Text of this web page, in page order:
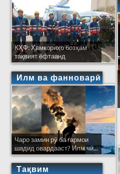
КҲФ: Ҳамкориҳо бозҳам
тақвият ёфтаанд
Илм ва фанноварӣ
Чаро замин рӯ ба гармои
шадид овардааст? Илм чӣ...
Тақвим